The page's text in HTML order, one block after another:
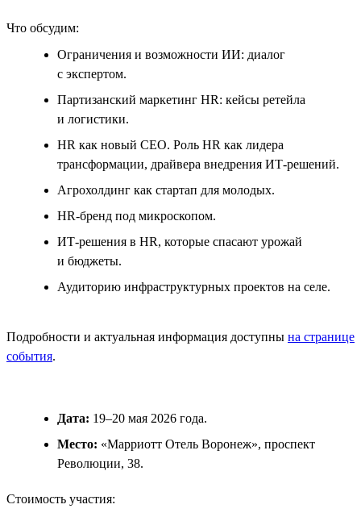
Что обсудим:
Ограничения и возможности ИИ: диалог
с экспертом.
Партизанский маркетинг HR: кейсы ретейла
и логистики.
HR как новый CEO. Роль HR как лидера
трансформации, драйвера внедрения ИТ-решений.
Агрохолдинг как стартап для молодых.
HR-бренд под микроскопом.
ИТ-решения в HR, которые спасают урожай
и бюджеты.
Аудиторию инфраструктурных проектов на селе.
Подробности и актуальная информация доступны на странице
события.
Дата: 19–20 мая 2026 года.
Место: «Марриотт Отель Воронеж», проспект
Революции, 38.
Стоимость участия: